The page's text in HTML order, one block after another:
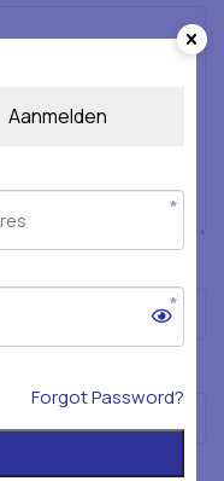
Aanmelden
Forgot Password?